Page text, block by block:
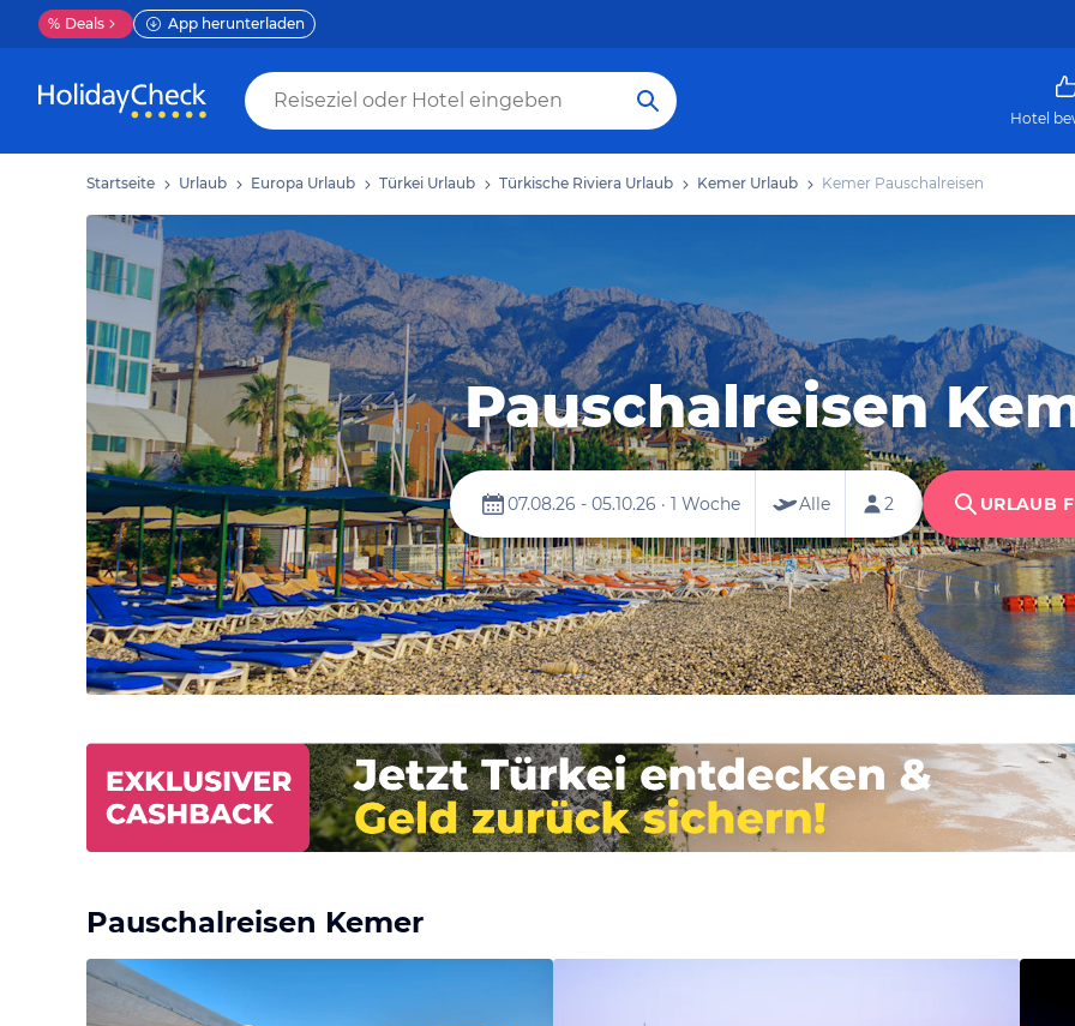
% Deals App herunterladen
Hotel
Startseite Urlaub Europa Urlaub Türkei Urlaub Türkische Riviera Urlaub Kemer Urlaub Kemer Pauschalreisen
Pauschalreisen
Pauschalreisen Kemer